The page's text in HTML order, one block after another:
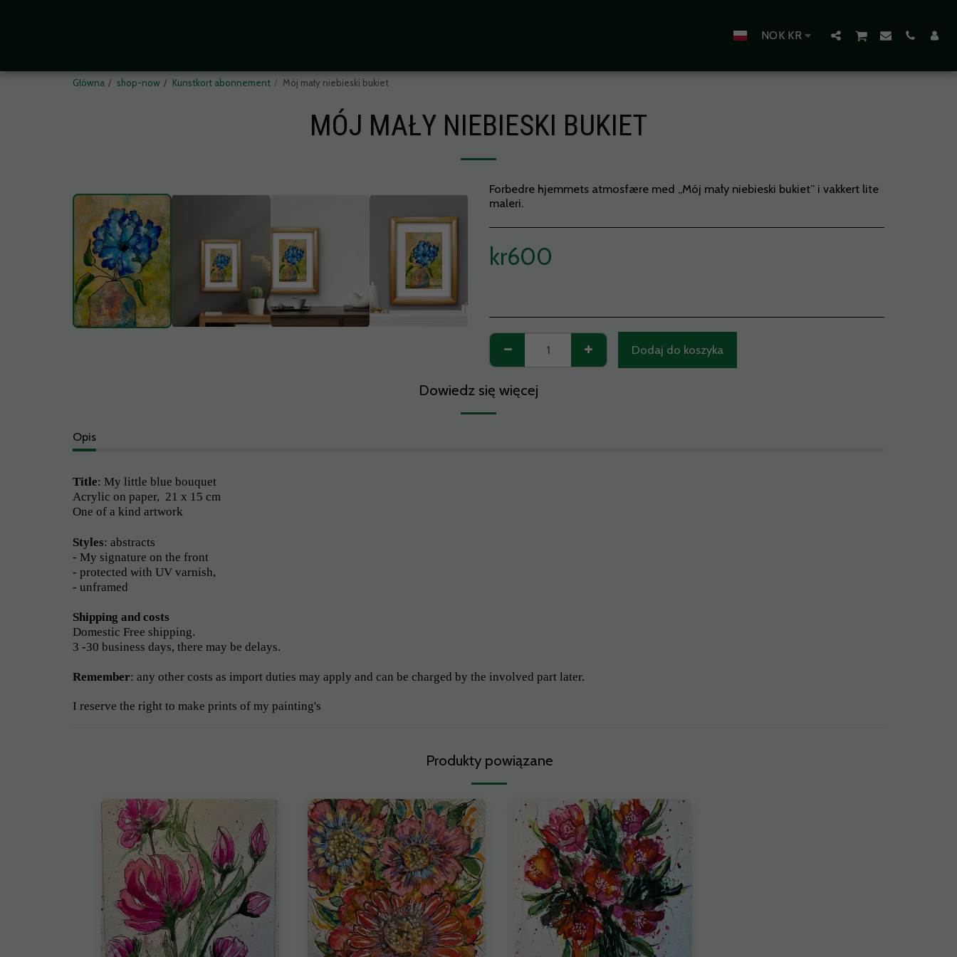
NOK KR
Główna shop-now Kunstkort abonnement Mój mały niebieski bukiet
MÓJ MAŁY NIEBIESKI BUKIET
Abstrakcyjny
Forbedre hjemmets atmosfære med „Mój mały niebieski bukiet” i vakkert lite
maleri.
kr600
Dodaj do koszyka
Dowiedz się więcej
Opis
Title: My little blue bouquet
Acrylic on paper, 21 x 15 cm
One of a kind artwork
Styles: abstracts
- My signature on the front
- protected with UV varnish,
- unframed
Shipping and costs
Domestic Free shipping.
3 -30 business days, there may be delays.
Remember: any other costs as import duties may apply and can be charged by the involved part later.
I reserve the right to make prints of my painting's
Produkty powiązane